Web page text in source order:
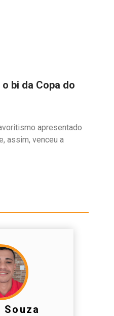
bi da Copa do
apresentado
assim, venceu a
Souza